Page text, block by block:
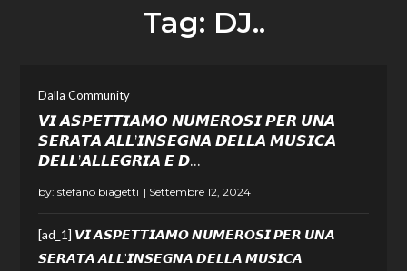
Tag: DJ..
Dalla Community
𝙑𝙄 𝘼𝙎𝙋𝙀𝙏𝙏𝙄𝘼𝙈𝙊 𝙉𝙐𝙈𝙀𝙍𝙊𝙎𝙄 𝙋𝙀𝙍 𝙐𝙉𝘼
𝙎𝙀𝙍𝘼𝙏𝘼 𝘼𝙇𝙇’𝙄𝙉𝙎𝙀𝙂𝙉𝘼 𝘿𝙀𝙇𝙇𝘼 𝙈𝙐𝙎𝙄𝘾𝘼
𝘿𝙀𝙇𝙇’𝘼𝙇𝙇𝙀𝙂𝙍𝙄𝘼 𝙀 𝘿…
by:stefano biagetti
[ad_1] 𝙑𝙄 𝘼𝙎𝙋𝙀𝙏𝙏𝙄𝘼𝙈𝙊 𝙉𝙐𝙈𝙀𝙍𝙊𝙎𝙄 𝙋𝙀𝙍 𝙐𝙉𝘼
𝙎𝙀𝙍𝘼𝙏𝘼 𝘼𝙇𝙇’𝙄𝙉𝙎𝙀𝙂𝙉𝘼 𝘿𝙀𝙇𝙇𝘼 𝙈𝙐𝙎𝙄𝘾𝘼